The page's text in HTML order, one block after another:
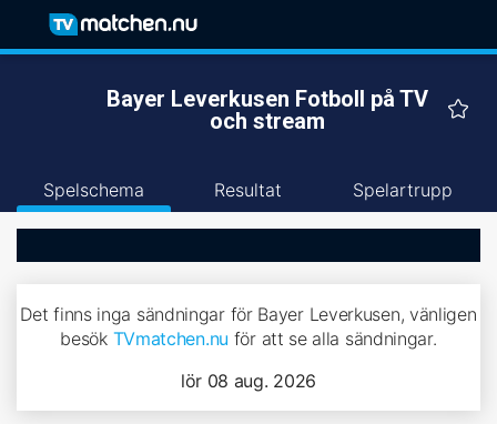
Bayer Leverkusen Fotboll på TV
och stream
Spelschema Resultat Spelartrupp
Det finns inga sändningar för Bayer Leverkusen, vänligen
besök TVmatchen.nu för att se alla sändningar.
lör 08 aug. 2026